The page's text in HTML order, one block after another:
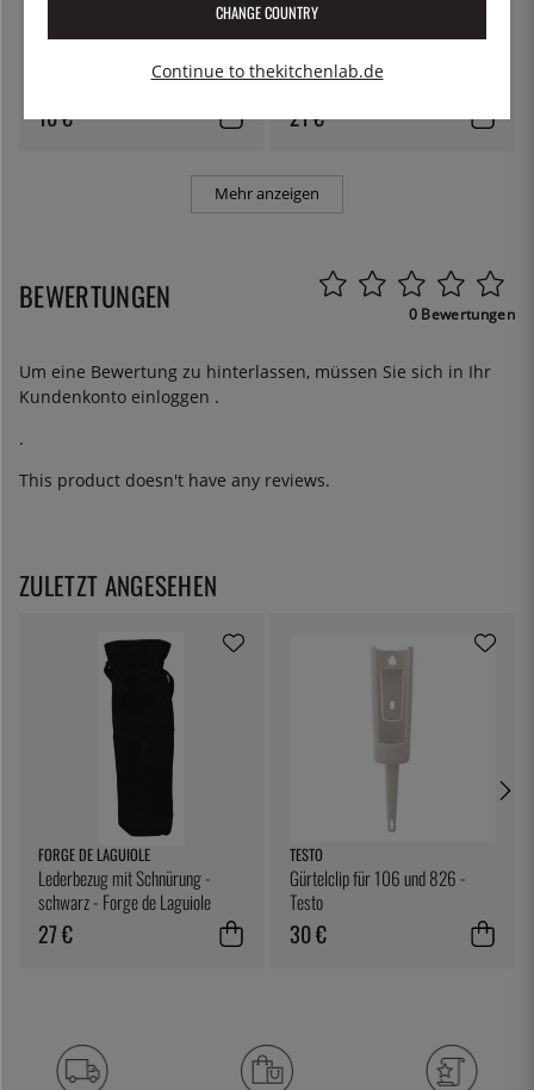
LILIEN
Kaffeetasse 22 cl, Lifestyle
10 €
LILIEN
Flacher Teller ohne Rand 30 cm,
Lifestyle Terracotta - Lilien
21 €
Mehr anzeigen
BEWERTUNGEN 0 Bewertungen
Um eine Bewertung zu hinterlassen, müssen Sie sich in Ihr
Kundenkonto einloggen .
.
This product doesn't have any reviews.
ZULETZT ANGESEHEN
FORGE DE LAGUIOLE
Lederbezug mit Schnürung -
schwarz - Forge de Laguiole
27 €
TESTO
Gürtelclip für 106 und 826 -
Testo
30 €
CHANGE COUNTRY
Continue to thekitchenlab.de